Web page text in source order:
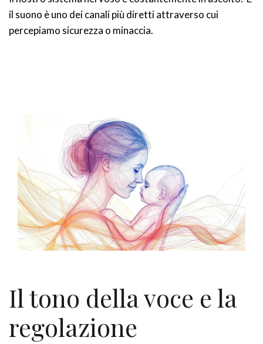
il suono è uno dei canali più diretti attraverso cui
percepiamo sicurezza o minaccia.
Il tono della voce e la
regolazione